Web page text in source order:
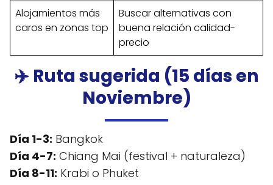
Alojamientos más
caros en zonas top
Buscar alternativas con
buena relación calidad-
precio
✈️ Ruta sugerida (15 días en
Noviembre)
Día 1-3: Bangkok
Día 4-7: Chiang Mai (festival + naturaleza)
Día 8-11: Krabi o Phuket